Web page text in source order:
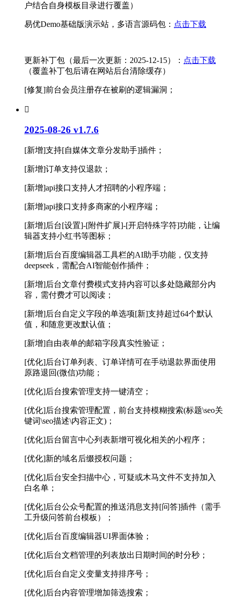
户结合自身模板目录进行覆盖）
易优Demo基础版演示站，多语言源码包： 点击下载
更新补丁包（最后一次更新：2025-12-15）： 点击下载
（覆盖补丁包后请在网站后台清除缓存）
[修复]前台会员注册存在被刷的逻辑漏洞；

2025-08-26 v1.7.6
[新增]支持[自媒体文章分发助手]插件；
[新增]订单支持仅退款；
[新增]api接口支持人才招聘的小程序端；
[新增]api接口支持多商家的小程序端；
[新增]后台[设置]-[附件扩展]-[开启特殊字符]功能，让编
辑器支持小红书等图标；
[新增]后台百度编辑器工具栏的AI助手功能，仅支持
deepseek，需配合AI智能创作插件；
[新增]后台文章付费模式支持内容可以多处隐藏部分内
容，需付费才可以阅读；
[新增]后台自定义字段的单选项[新]支持超过64个默认
值，和随意更改默认值；
[新增]自由表单的邮箱字段真实性验证；
[优化]后台订单列表、订单详情可在手动退款界面使用
原路退回(微信)功能；
[优化]后台搜索管理支持一键清空；
[优化]后台搜索管理配置，前台支持模糊搜索(标题\seo关
键词\seo描述\内容正文)；
[优化]后台留言中心列表新增可视化相关的小程序；
[优化]新的域名后缀授权问题；
[优化]后台安全扫描中心，可疑或木马文件不支持加入
白名单；
[优化]后台公众号配置的推送消息支持[问答]插件（需手
工升级问答前台模板）；
[优化]后台百度编辑器UI界面体验；
[优化]后台文档管理的列表放出日期时间的时分秒；
[优化]后台自定义变量支持排序号；
[优化]后台内容管理增加筛选搜索；